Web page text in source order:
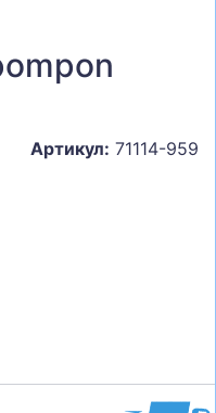
Артикул: 71114-959